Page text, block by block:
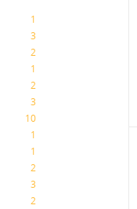
1
3
2
1
2
3
10
1
1
2
3
2